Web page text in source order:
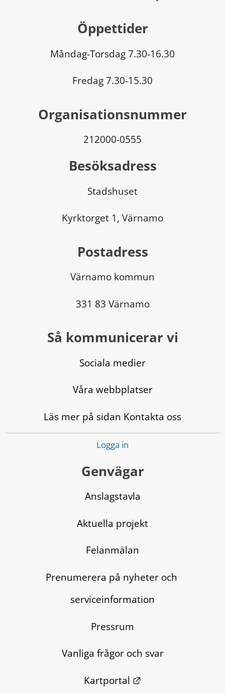
Öppettider
Måndag-Torsdag 7.30-16.30
Fredag 7.30-15.30
Organisationsnummer
212000-0555
Besöksadress
Stadshuset
Kyrktorget 1, Värnamo
Postadress
Värnamo kommun
331 83 Värnamo
Så kommunicerar vi
Sociala medier
Våra webbplatser
Läs mer på sidan Kontakta oss
Logga in
Genvägar
Anslagstavla
Aktuella projekt
Felanmälan
Prenumerera på nyheter och
serviceinformation
Pressrum
Vanliga frågor och svar
Kartportal
Länk till annan